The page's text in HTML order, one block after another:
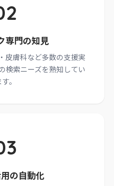
専門の知見
皮膚科など多数の支援実
検索ニーズを熟知してい
。
の自動化